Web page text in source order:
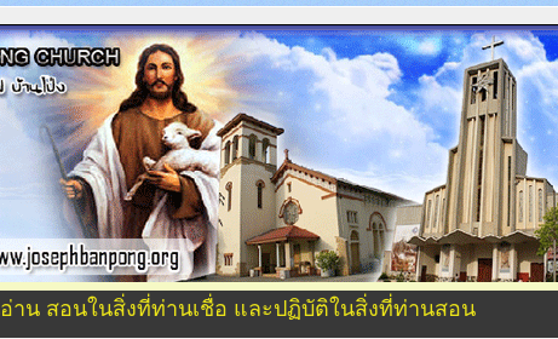
าน สอนในสิ่งที่ท่านเชื่อ และปฏิบัติในสิ่งที่ท่านสอน